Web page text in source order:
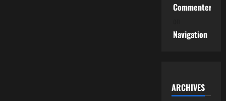
Commenter
Navigation
ARCHIVES